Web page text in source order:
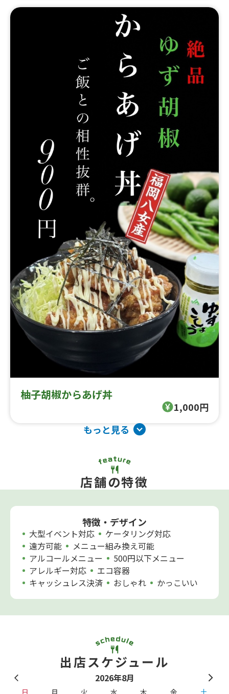
柚子胡椒からあげ丼
1,000円
もっと見る
店舗の特徴
特徴・デザイン
大型イベント対応
ケータリング対応
遠方可能
メニュー組み換え可能
アルコールメニュー
500円以下メニュー
アレルギー対応
エコ容器
キャッシュレス決済
おしゃれ かっこいい
出店スケジュール
2026年8月